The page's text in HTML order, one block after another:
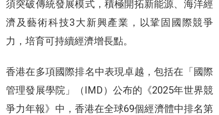
須突破傳統發展模式，積極開拓新能源、海洋經
濟及藝術科技3大新興產業，以鞏固國際競爭
力，培育可持續經濟增長點。
香港在多項國際排名中表現卓越，包括在「國際
管理發展學院」（IMD）公布的《2025年世界競
爭力年報》中，香港在全球69個經濟體中排名第